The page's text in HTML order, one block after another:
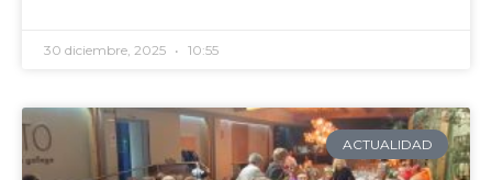
30 diciembre, 2025 10:55
ACTUALIDAD